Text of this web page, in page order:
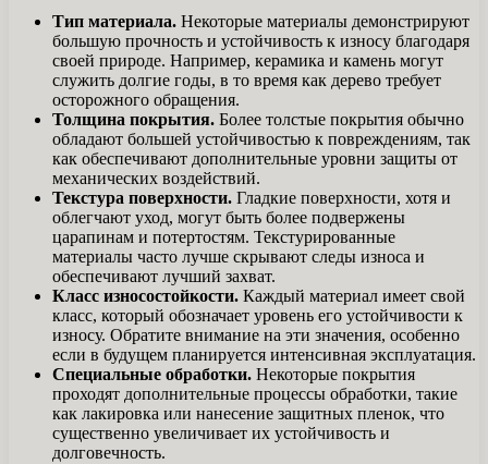
Тип материала. Некоторые материалы демонстрируют
большую прочность и устойчивость к износу благодаря
своей природе. Например, керамика и камень могут
служить долгие годы, в то время как дерево требует
осторожного обращения.
Толщина покрытия. Более толстые покрытия обычно
обладают большей устойчивостью к повреждениям, так
как обеспечивают дополнительные уровни защиты от
механических воздействий.
Текстура поверхности. Гладкие поверхности, хотя и
облегчают уход, могут быть более подвержены
царапинам и потертостям. Текстурированные
материалы часто лучше скрывают следы износа и
обеспечивают лучший захват.
Класс износостойкости. Каждый материал имеет свой
класс, который обозначает уровень его устойчивости к
износу. Обратите внимание на эти значения, особенно
если в будущем планируется интенсивная эксплуатация.
Специальные обработки. Некоторые покрытия
проходят дополнительные процессы обработки, такие
как лакировка или нанесение защитных пленок, что
существенно увеличивает их устойчивость и
долговечность.